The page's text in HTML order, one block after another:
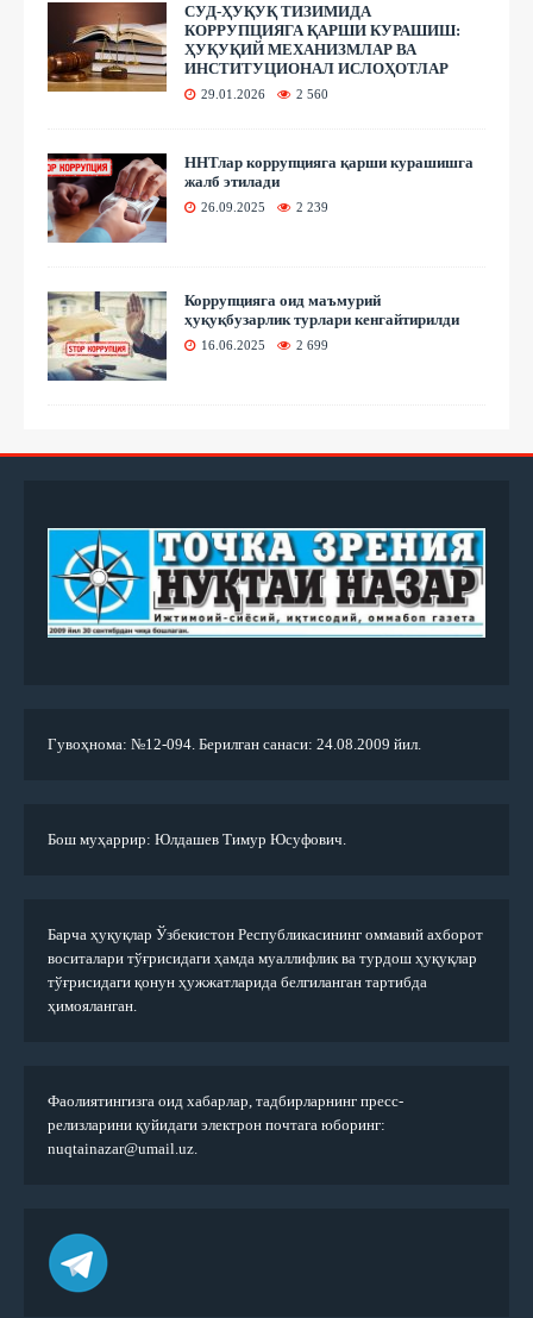
СУД-ҲУҚУҚ ТИЗИМИДА
КОРРУПЦИЯГА ҚАРШИ КУРАШИШ:
ҲУҚУҚИЙ МЕХАНИЗМЛАР ВА
ИНСТИТУЦИОНАЛ ИСЛОҲОТЛАР
29.01.2026 2 560
ННТлар коррупцияга қарши курашишга
жалб этилади
26.09.2025 2 239
Коррупцияга оид маъмурий
ҳуқуқбузарлик турлари кенгайтирилди
16.06.2025 2 699
Гувоҳнома: №12-094. Берилган санаси: 24.08.2009 йил.
Бош муҳаррир: Юлдашев Тимур Юсуфович.
Барча ҳуқуқлар Ўзбекистон Республикасининг оммавий ахборот
воситалари тўғрисидаги ҳамда муаллифлик ва турдош ҳуқуқлар
тўғрисидаги қонун ҳужжатларида белгиланган тартибда
ҳимояланган.
Фаолиятингизга оид хабарлар, тадбирларнинг пресс-
релизларини қуйидаги электрон почтага юборинг:
nuqtainazar@umail.uz.